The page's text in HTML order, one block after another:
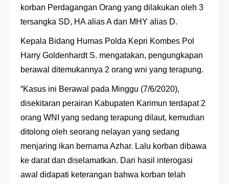
korban Perdagangan Orang yang dilakukan oleh 3
tersangka SD, HA alias A dan MHY alias D.
Kepala Bidang Humas Polda Kepri Kombes Pol
Harry Goldenhardt S. mengatakan, pengungkapan
berawal ditemukannya 2 orang wni yang terapung.
“Kasus ini Berawal pada Minggu (7/6/2020),
disekitaran perairan Kabupaten Karimun terdapat 2
orang WNI yang sedang terapung dilaut, kemudian
ditolong oleh seorang nelayan yang sedang
menjaring ikan bernama Azhar. Lalu korban dibawa
ke darat dan diselamatkan. Dari hasil interogasi
awal didapati keterangan bahwa korban telah